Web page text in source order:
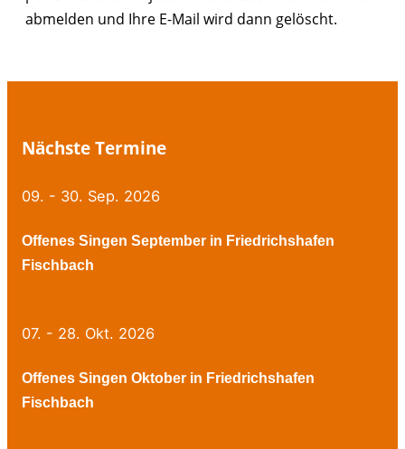
abmelden und Ihre E-Mail wird dann gelöscht.
Nächste Termine
09. - 30. Sep. 2026
Offenes Singen September in Friedrichshafen
Fischbach
07. - 28. Okt. 2026
Offenes Singen Oktober in Friedrichshafen
Fischbach